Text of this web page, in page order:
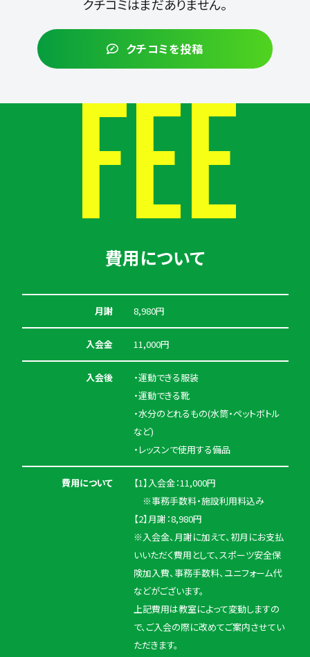
クチコミはまだありません。
クチコミを投稿
FEE
費用について
月謝 8,980円
入会金 11,000円
入会後
・運動できる服装
・運動できる靴
・水分のとれるもの(水筒・ペットボトル
など)
・レッスンで使用する備品
費用について
【1】入会金：11,000円
※事務手数料・施設利用料込み
【2】月謝：8,980円
※入会金、月謝に加えて、初月にお支払
いいただく費用として、スポーツ安全保
険加入費、事務手数料、ユニフォーム代
などがございます。
上記費用は教室によって変動しますの
で、ご入会の際に改めてご案内させてい
ただきます。